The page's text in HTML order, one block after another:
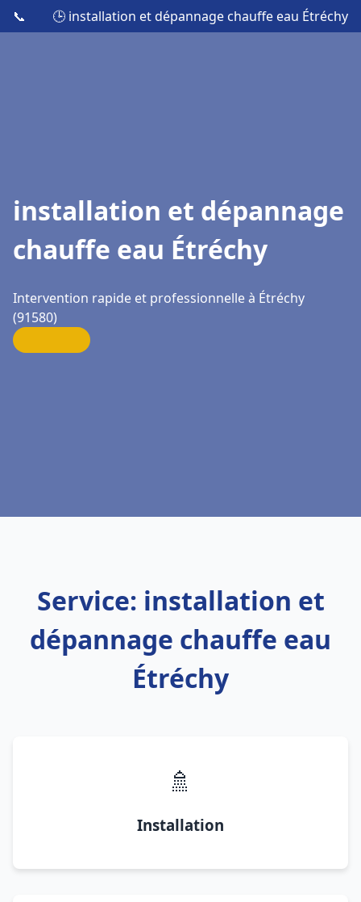
📞 🕒 installation et dépannage chauffe eau Étréchy
installation et dépannage
chauffe eau Étréchy
Intervention rapide et professionnelle à Étréchy
(91580)
Service: installation et
dépannage chauffe eau
Étréchy
🚿
Installation